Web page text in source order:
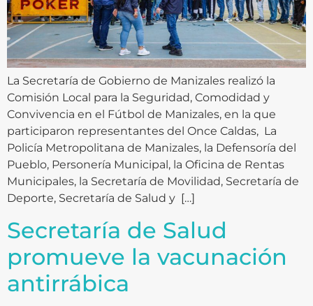
La Secretaría de Gobierno de Manizales realizó la
Comisión Local para la Seguridad, Comodidad y
Convivencia en el Fútbol de Manizales, en la que
participaron representantes del Once Caldas, La
Policía Metropolitana de Manizales, la Defensoría del
Pueblo, Personería Municipal, la Oficina de Rentas
Municipales, la Secretaría de Movilidad, Secretaría de
Deporte, Secretaría de Salud y […]
Secretaría de Salud
promueve la vacunación
antirrábica